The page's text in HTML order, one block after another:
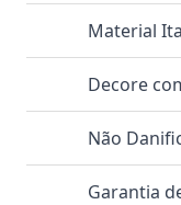
Material
Decore
Não
Garantia